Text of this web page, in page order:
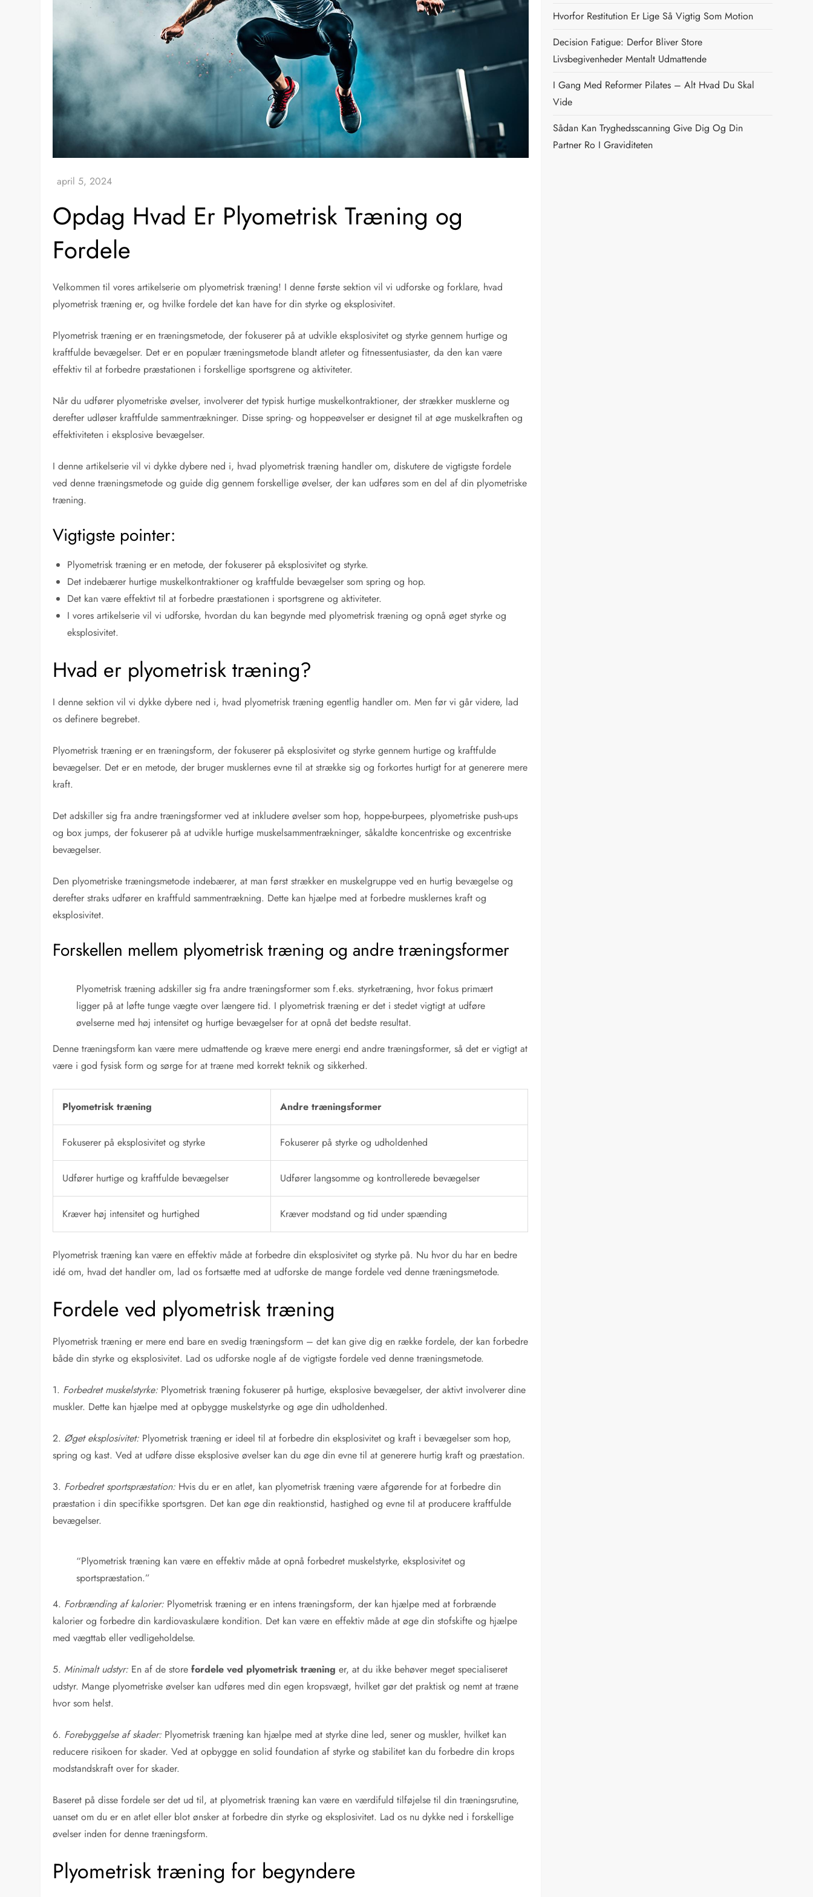
Opdag Hvad Er Plyometrisk Træning og
Fordele
Velkommen til vores artikelserie om plyometrisk træning! I denne første sektion vil vi udforske og forklare, hvad
plyometrisk træning er, og hvilke fordele det kan have for din styrke og eksplosivitet.
Plyometrisk træning er en træningsmetode, der fokuserer på at udvikle eksplosivitet og styrke gennem hurtige og
kraftfulde bevægelser. Det er en populær træningsmetode blandt atleter og fitnessentusiaster, da den kan være
effektiv til at forbedre præstationen i forskellige sportsgrene og aktiviteter.
Når du udfører plyometriske øvelser, involverer det typisk hurtige muskelkontraktioner, der strækker musklerne og
derefter udløser kraftfulde sammentrækninger. Disse spring- og hoppeøvelser er designet til at øge muskelkraften og
effektiviteten i eksplosive bevægelser.
I denne artikelserie vil vi dykke dybere ned i, hvad plyometrisk træning handler om, diskutere de vigtigste fordele
ved denne træningsmetode og guide dig gennem forskellige øvelser, der kan udføres som en del af din plyometriske
træning.
Vigtigste pointer:
Plyometrisk træning er en metode, der fokuserer på eksplosivitet og styrke.
Det indebærer hurtige muskelkontraktioner og kraftfulde bevægelser som spring og hop.
Det kan være effektivt til at forbedre præstationen i sportsgrene og aktiviteter.
I vores artikelserie vil vi udforske, hvordan du kan begynde med plyometrisk træning og opnå øget styrke og
eksplosivitet.
Hvad er plyometrisk træning?
I denne sektion vil vi dykke dybere ned i, hvad plyometrisk træning egentlig handler om. Men før vi går videre, lad
os definere begrebet.
Plyometrisk træning er en træningsform, der fokuserer på eksplosivitet og styrke gennem hurtige og kraftfulde
bevægelser. Det er en metode, der bruger musklernes evne til at strække sig og forkortes hurtigt for at generere mere
kraft.
Det adskiller sig fra andre træningsformer ved at inkludere øvelser som hop, hoppe-burpees, plyometriske push-ups
og box jumps, der fokuserer på at udvikle hurtige muskelsammentrækninger, såkaldte koncentriske og excentriske
bevægelser.
Den plyometriske træningsmetode indebærer, at man først strækker en muskelgruppe ved en hurtig bevægelse og
derefter straks udfører en kraftfuld sammentrækning. Dette kan hjælpe med at forbedre musklernes kraft og
eksplosivitet.
Forskellen mellem plyometrisk træning og andre træningsformer
Plyometrisk træning adskiller sig fra andre træningsformer som f.eks. styrketræning, hvor fokus primært
ligger på at løfte tunge vægte over længere tid. I plyometrisk træning er det i stedet vigtigt at udføre
øvelserne med høj intensitet og hurtige bevægelser for at opnå det bedste resultat.
Denne træningsform kan være mere udmattende og kræve mere energi end andre træningsformer, så det er vigtigt at
være i god fysisk form og sørge for at træne med korrekt teknik og sikkerhed.
Plyometrisk træning Andre træningsformer
Fokuserer på eksplosivitet og styrke Fokuserer på styrke og udholdenhed
Udfører hurtige og kraftfulde bevægelser Udfører langsomme og kontrollerede bevægelser
Kræver høj intensitet og hurtighed Kræver modstand og tid under spænding
Plyometrisk træning kan være en effektiv måde at forbedre din eksplosivitet og styrke på. Nu hvor du har en bedre
idé om, hvad det handler om, lad os fortsætte med at udforske de mange fordele ved denne træningsmetode.
Fordele ved plyometrisk træning
Plyometrisk træning er mere end bare en svedig træningsform – det kan give dig en række fordele, der kan forbedre
både din styrke og eksplosivitet. Lad os udforske nogle af de vigtigste fordele ved denne træningsmetode.
1. Forbedret muskelstyrke: Plyometrisk træning fokuserer på hurtige, eksplosive bevægelser, der aktivt involverer dine
muskler. Dette kan hjælpe med at opbygge muskelstyrke og øge din udholdenhed.
2. Øget eksplosivitet: Plyometrisk træning er ideel til at forbedre din eksplosivitet og kraft i bevægelser som hop,
spring og kast. Ved at udføre disse eksplosive øvelser kan du øge din evne til at generere hurtig kraft og præstation.
3. Forbedret sportspræstation: Hvis du er en atlet, kan plyometrisk træning være afgørende for at forbedre din
præstation i din specifikke sportsgren. Det kan øge din reaktionstid, hastighed og evne til at producere kraftfulde
bevægelser.
“Plyometrisk træning kan være en effektiv måde at opnå forbedret muskelstyrke, eksplosivitet og
sportspræstation.”
4. Forbrænding af kalorier: Plyometrisk træning er en intens træningsform, der kan hjælpe med at forbrænde
kalorier og forbedre din kardiovaskulære kondition. Det kan være en effektiv måde at øge din stofskifte og hjælpe
med vægttab eller vedligeholdelse.
5.Minimalt udstyr: En af de storefordele ved plyometrisk træning er, at du ikke behøver meget specialiseret
udstyr. Mange plyometriske øvelser kan udføres med din egen kropsvægt, hvilket gør det praktisk og nemt at træne
hvor som helst.
6. Forebyggelse af skader: Plyometrisk træning kan hjælpe med at styrke dine led, sener og muskler, hvilket kan
reducere risikoen for skader. Ved at opbygge en solid foundation af styrke og stabilitet kan du forbedre din krops
modstandskraft over for skader.
Baseret på disse fordele ser det ud til, at plyometrisk træning kan være en værdifuld tilføjelse til din træningsrutine,
uanset om du er en atlet eller blot ønsker at forbedre din styrke og eksplosivitet. Lad os nu dykke ned i forskellige
øvelser inden for denne træningsform.
Plyometrisk træning for begyndere
Hvorfor Restitution Er Lige Så Vigtig Som Motion
Decision Fatigue: Derfor Bliver Store
Livsbegivenheder Mentalt Udmattende
I Gang Med Reformer Pilates – Alt Hvad Du Skal
Vide
Sådan Kan Tryghedsscanning Give Dig Og Din
Partner Ro I Graviditeten